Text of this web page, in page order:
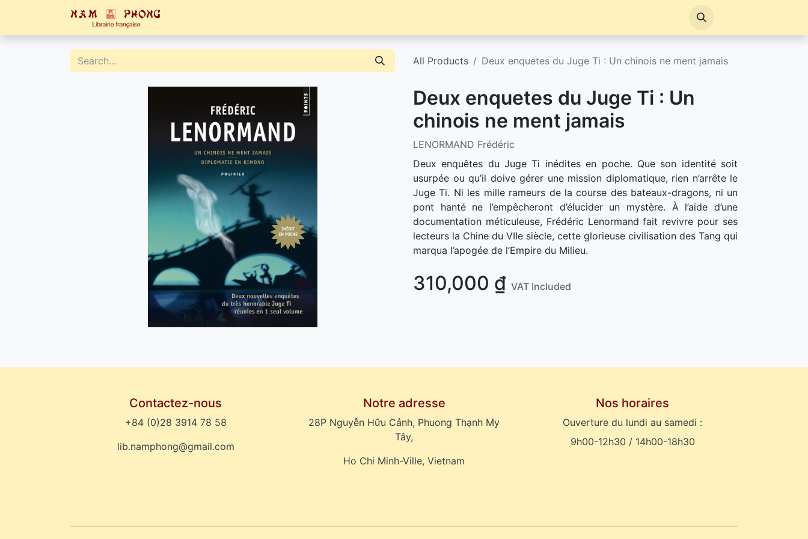
All Products Deux enquetes du Juge Ti : Un chinois ne ment jamais
Deux enquetes du Juge Ti : Un
chinois ne ment jamais
LENORMAND Frédéric
Deux enquêtes du Juge Ti inédites en poche. Que son identité soit
usurpée ou qu’il doive gérer une mission diplomatique, rien n’arrête le
Juge Ti. Ni les mille rameurs de la course des bateaux-dragons, ni un
pont hanté ne l’empêcheront d’élucider un mystère. À l’aide d’une
documentation méticuleuse, Frédéric Lenormand fait revivre pour ses
lecteurs la Chine du VIIe siècle, cette glorieuse civilisation des Tang qui
marqua l’apogée de l’Empire du Milieu.
310,000 ₫ VAT Included
Contactez-nous
+84 (0)28 3914 78 58
lib.namphong@gmail.com
Notre adresse
28P Nguyễn Hữu Cảnh, Phuong Thạnh My
Tây,
Ho Chi Minh-Ville, Vietnam
Nos horaires
Ouverture du lundi au samedi :
9h00-12h30 / 14h00-18h30